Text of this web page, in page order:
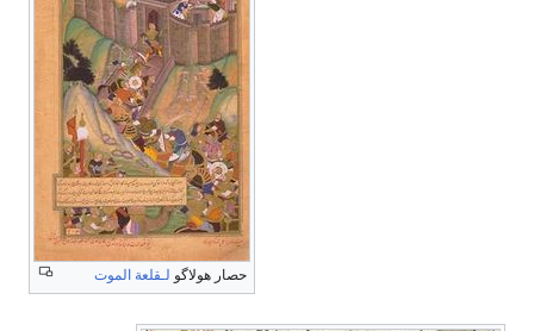
حصار هولاگو لـقلعة الموت